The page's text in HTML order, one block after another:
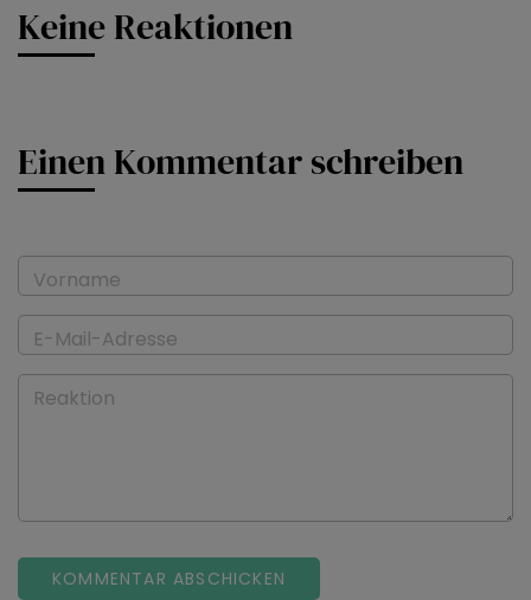
Keine Reaktionen
Einen Kommentar schreiben
Vorname
E-Mail-Adresse
Reaktion